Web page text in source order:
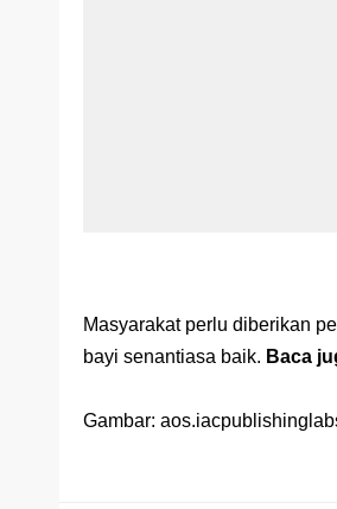
Masyarakat perlu diberikan
bayi senantiasa baik. Baca
Gambar: